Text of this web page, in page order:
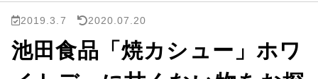
2019.3.7 2020.07.20
池田食品「焼カシュー」ホワ